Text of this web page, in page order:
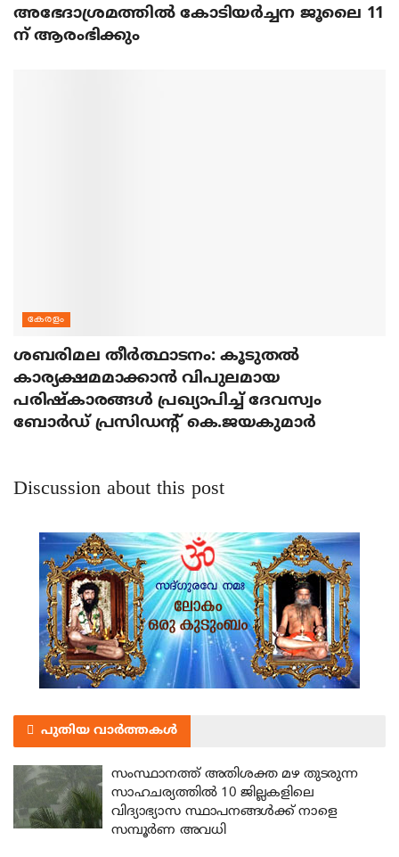
അഭേദാശ്രമത്തില്‍ കോടിയര്‍ച്ചന ജൂലൈ 11
ന് ആരംഭിക്കും
കേരളം
ശബരിമല തീര്‍ത്ഥാടനം: കൂടുതല്‍
കാര്യക്ഷമമാക്കാന്‍ വിപുലമായ
പരിഷ്‌കാരങ്ങള്‍ പ്രഖ്യാപിച്ച് ദേവസ്വം
ബോര്‍ഡ് പ്രസിഡന്റ് കെ.ജയകുമാര്‍
Discussion about this post
പുതിയ വാർത്തകൾ
സംസ്ഥാനത്ത് അതിശക്ത മഴ തുടരുന്ന
സാഹചര്യത്തിൽ 10 ജില്ലകളിലെ
വിദ്യാഭ്യാസ സ്ഥാപനങ്ങൾക്ക് നാളെ
സമ്പൂർണ അവധി